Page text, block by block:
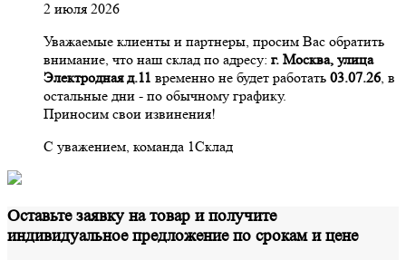
2 июля 2026
Уважаемые клиенты и партнеры, просим Вас обратить
внимание, что наш склад по адресу: г. Москва, улица
Электродная д.11 временно не будет работать 03.07.26, в
остальные дни - по обычному графику.
Приносим свои извинения!
С уважением, команда 1Склад
Оставьте заявку на товар и получите
индивидуальное предложение по срокам и цене